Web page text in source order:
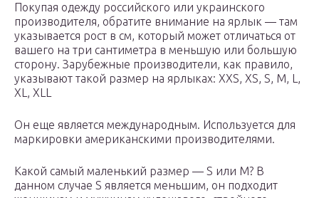
Покупая одежду российского или украинского
производителя, обратите внимание на ярлык — там
указывается рост в см, который может отличаться от
вашего на три сантиметра в меньшую или большую
сторону. Зарубежные производители, как правило,
указывают такой размер на ярлыках: XXS, XS, S, M, L,
XL, XLL
Он еще является международным. Используется для
маркировки американскими производителями.
Какой самый маленький размер — S или M? В
данном случае S является меньшим, он подходит